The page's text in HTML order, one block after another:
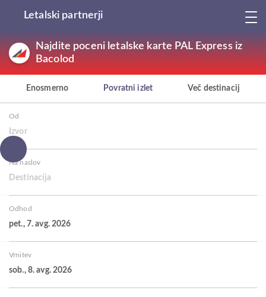
Letalski partnerji
Najdite poceni letalske karte PAL Express iz
Bacolod
Enosmerno Povratni izlet Več destinacij
Od
Izvor
Na naslov
Destinacija
Odhod
pet., 7. avg. 2026
Vrnitev
sob., 8. avg. 2026